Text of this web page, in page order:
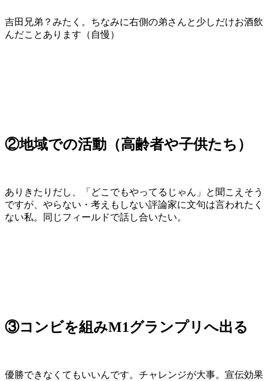
吉田兄弟？みたく。ちなみに右側の弟さんと少しだけお酒飲
んだことあります（自慢）
②地域での活動（高齢者や子供たち）
ありきたりだし、「どこでもやってるじゃん」と聞こえそう
ですが、やらない・考えもしない評論家に文句は言われたく
ない私。同じフィールドで話し合いたい。
③コンビを組みM1グランプリへ出る
優勝できなくてもいいんです。チャレンジが大事。宣伝効果